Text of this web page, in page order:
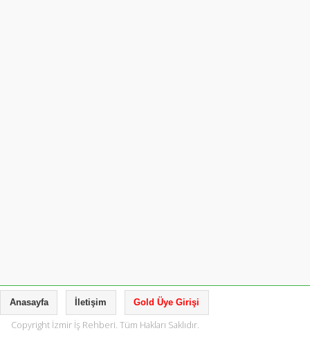
Anasayfa İletişim Gold Üye Girişi
Copyright İzmir İş Rehberi. Tüm Hakları Saklıdır.